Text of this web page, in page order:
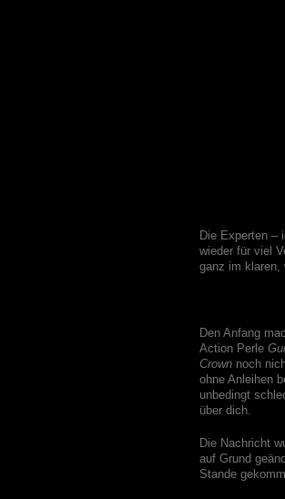
Die Experten –
wieder für viel
ganz im klaren,
Den Anfang
Action Perle
Crown noch
ohne Anleihen
unbedingt
über dich.
Die Nachricht
auf Grund
Stande